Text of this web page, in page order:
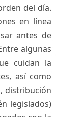
del día.
en línea
antes de
algunas
cuidan la
así como
distribución
legislados)